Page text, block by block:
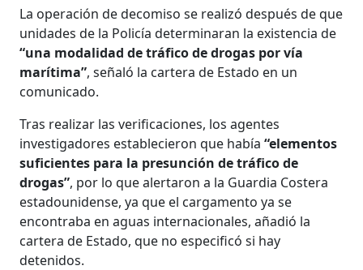
La operación de decomiso se realizó después de que
unidades de la Policía determinaran la existencia de
“una modalidad de tráfico de drogas por vía
marítima”, señaló la cartera de Estado en un
comunicado.
Tras realizar las verificaciones, los agentes
investigadores establecieron que había“elementos
suficientes para la presunción de tráfico de
drogas”, por lo que alertaron a la Guardia Costera
estadounidense, ya que el cargamento ya se
encontraba en aguas internacionales, añadió la
cartera de Estado, que no especificó si hay
detenidos.